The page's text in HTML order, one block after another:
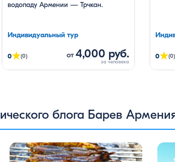
водопаду Армении — Трчкан.
Индивидуальный тур
0★(0) от4,000 руб. 0★(0)
блога Барев
Многие гости Армении, приезжая в
страну, обязательно включают в свою